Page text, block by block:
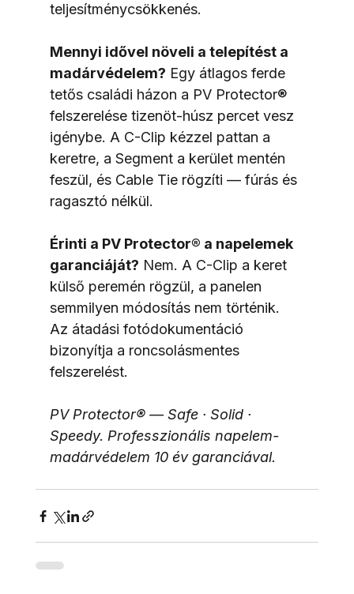
teljesítménycsökkenés.
Mennyi idővel növeli a telepítést a
madárvédelem? Egy átlagos ferde
tetős családi házon a PV Protector®
felszerelése tizenöt-húsz percet vesz
igénybe. A C-Clip kézzel pattan a
keretre, a Segment a kerület mentén
feszül, és Cable Tie rögzíti — fúrás és
ragasztó nélkül.
Érinti a PV Protector® a napelemek
garanciáját? Nem. A C-Clip a keret
külső peremén rögzül, a panelen
semmilyen módosítás nem történik.
Az átadási fotódokumentáció
bizonyítja a roncsolásmentes
felszerelést.
PV Protector® — Safe · Solid ·
Speedy. Professzionális napelem-
madárvédelem 10 év garanciával.